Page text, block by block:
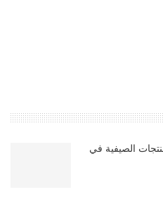
الصيفية في